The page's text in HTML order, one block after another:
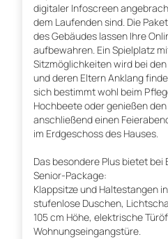
digitaler Infoscreen
dem Laufenden sind. Die
des Gebäudes lassen Ihre
aufbewahren. Ein Spielplatz
Sitzmöglichkeiten wird bei
und deren Eltern Anklang
sich bestimmt wohl beim
Hochbeete oder genießen
anschließend einen
im Erdgeschoss des Hauses.
Das besondere Plus bietet
Senior-Package:
Klappsitze und Haltestangen
stufenlose Duschen,
105 cm Höhe, elektrische
Wohnungseingangstüre.